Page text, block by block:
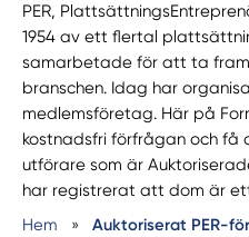
PER,
1954 av ett flertal
samarbetade för att ta
branschen. Idag har
medlemsföretag. Här på
kostnadsfri förfrågan och få
utförare som är
har registrerat att dom är
Hem
» Auktoriserat PER-